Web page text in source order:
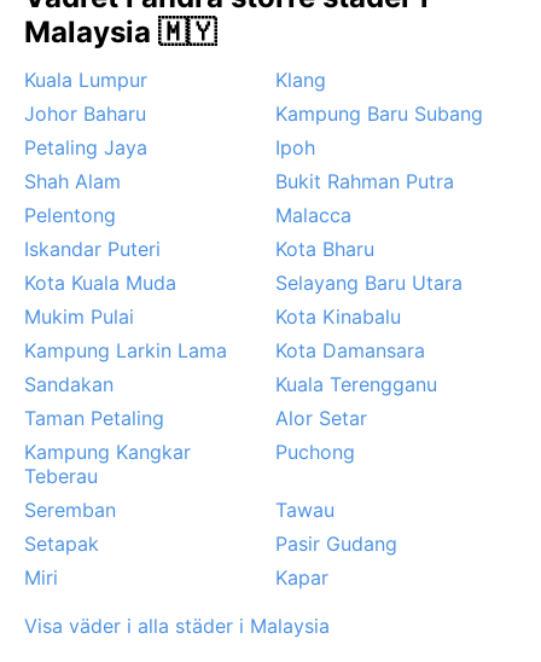
vindar längs kusten. Den mest påtagliga
väderhändelsen är nordostmonsunen, som kan driva
åtföljande flodvågor. Orkaner förekommer nästan
aldrig här, men kraftiga åskväder med blixtar är
vanliga. För den som söker ett soligt badväder är det
bäst att undvika monsunmånaderna – under resten av
året väntar en vidunderlig, fuktig värme där havet
alltid är inbjudande.
Malaysia 🇲🇾
Kuala Lumpur
Klang
Johor Baharu
Kampung Baru Subang
Petaling Jaya
Ipoh
Shah Alam
Bukit Rahman Putra
Pelentong
Malacca
Iskandar Puteri
Kota Bharu
Kota Kuala Muda
Selayang Baru Utara
Mukim Pulai
Kota Kinabalu
Kampung Larkin Lama
Kota Damansara
Sandakan
Kuala Terengganu
Taman Petaling
Alor Setar
Kampung Kangkar
Teberau
Puchong
Seremban
Tawau
Setapak
Pasir Gudang
Miri
Kapar
Visa väder i alla städer i Malaysia